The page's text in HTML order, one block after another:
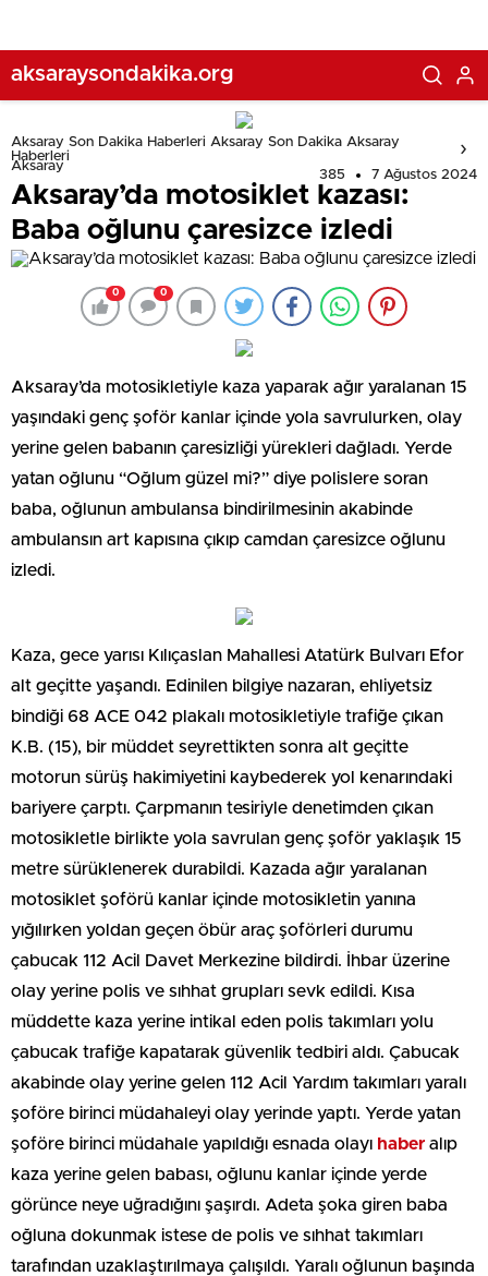
aksaraysondakika.org
Aksaray Son Dakika Haberleri Aksaray Son Dakika Aksaray
Haberleri
Aksaray
385 7 Ağustos 2024
Aksaray’da motosiklet kazası:
Baba oğlunu çaresizce izledi
0 0
Aksaray’da motosikletiyle kaza yaparak ağır yaralanan 15
yaşındaki genç şoför kanlar içinde yola savrulurken, olay
yerine gelen babanın çaresizliği yürekleri dağladı. Yerde
yatan oğlunu “Oğlum güzel mi?” diye polislere soran
baba, oğlunun ambulansa bindirilmesinin akabinde
ambulansın art kapısına çıkıp camdan çaresizce oğlunu
izledi.
Kaza, gece yarısı Kılıçaslan Mahallesi Atatürk Bulvarı Efor
alt geçitte yaşandı. Edinilen bilgiye nazaran, ehliyetsiz
bindiği 68 ACE 042 plakalı motosikletiyle trafiğe çıkan
K.B. (15), bir müddet seyrettikten sonra alt geçitte
motorun sürüş hakimiyetini kaybederek yol kenarındaki
bariyere çarptı. Çarpmanın tesiriyle denetimden çıkan
motosikletle birlikte yola savrulan genç şoför yaklaşık 15
metre sürüklenerek durabildi. Kazada ağır yaralanan
motosiklet şoförü kanlar içinde motosikletin yanına
yığılırken yoldan geçen öbür araç şoförleri durumu
çabucak 112 Acil Davet Merkezine bildirdi. İhbar üzerine
olay yerine polis ve sıhhat grupları sevk edildi. Kısa
müddette kaza yerine intikal eden polis takımları yolu
çabucak trafiğe kapatarak güvenlik tedbiri aldı. Çabucak
akabinde olay yerine gelen 112 Acil Yardım takımları yaralı
şoföre birinci müdahaleyi olay yerinde yaptı. Yerde yatan
şoföre birinci müdahale yapıldığı esnada olayı haber alıp
kaza yerine gelen babası, oğlunu kanlar içinde yerde
görünce neye uğradığını şaşırdı. Adeta şoka giren baba
oğluna dokunmak istese de polis ve sıhhat takımları
tarafından uzaklaştırılmaya çalışıldı. Yaralı oğlunun başında